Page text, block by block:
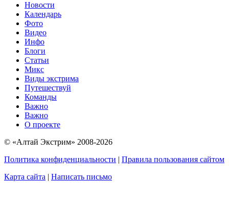
Новости
Календарь
Фото
Видео
Инфо
Блоги
Статьи
Микс
Виды экстрима
Путешествуй
Команды
Важно
Важно
О проекте
© «Алтай Экстрим» 2008-2026
Политика конфиденциальности | Правила пользования сайтом
Карта сайта | Написать письмо